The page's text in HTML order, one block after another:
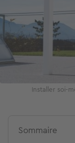
Installer soi-
Sommaire